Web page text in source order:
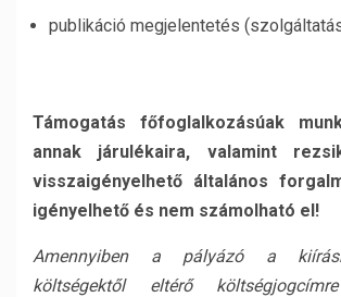
publikáció megjelentetés
Támogatás főfoglalkozásúak
annak járulékaira, valamint
visszaigényelhető általános
igényelhető és nem számolható el!
Amennyiben a pályázó a
költségektől eltérő